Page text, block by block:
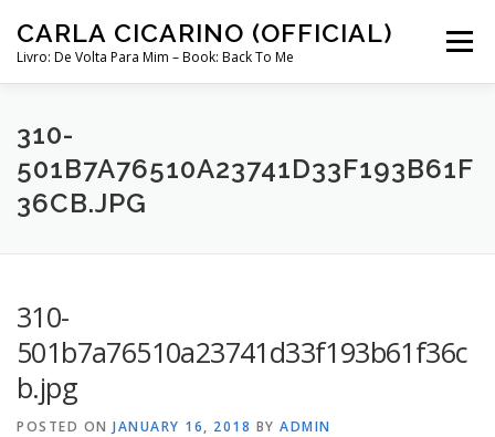
content
CARLA CICARINO (OFFICIAL)
Livro: De Volta Para Mim – Book: Back To Me
Menu
COMPRAR LIVRO “DE VOLTA PARA MIM”
MINHA CONTA
310-
501B7A76510A23741D33F193B61F
36CB.JPG
310-
501b7a76510a23741d33f193b61f36c
b.jpg
POSTED ON JANUARY 16, 2018 BY ADMIN